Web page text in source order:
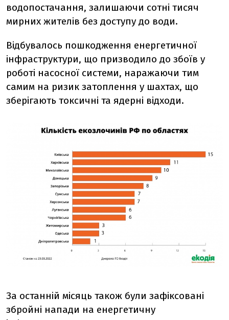
водопостачання, залишаючи сотні тисяч
мирних жителів без доступу до води.
Відбувалось пошкодження енергетичної
інфраструктури, що призводило до збоїв у
роботі насосної системи, наражаючи тим
самим на ризик затоплення у шахтах, що
зберігають токсичні та ядерні відходи.
За останній місяць також були зафіксовані
збройні напади на енергетичну